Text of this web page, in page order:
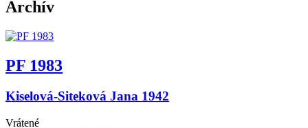
Archív
PF 1983
Kiselová-Siteková Jana 1942
Vrátené